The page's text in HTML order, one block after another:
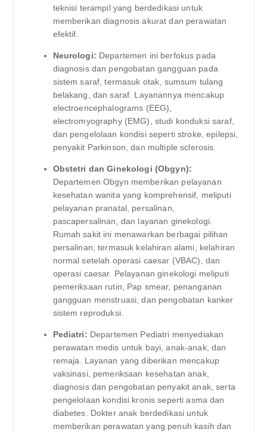
teknisi terampil yang berdedikasi untuk
memberikan diagnosis akurat dan perawatan
efektif.
Neurologi: Departemen ini berfokus pada
diagnosis dan pengobatan gangguan pada
sistem saraf, termasuk otak, sumsum tulang
belakang, dan saraf. Layanannya mencakup
electroencephalograms (EEG),
electromyography (EMG), studi konduksi saraf,
dan pengelolaan kondisi seperti stroke, epilepsi,
penyakit Parkinson, dan multiple sclerosis.
Obstetri dan Ginekologi (Obgyn):
Departemen Obgyn memberikan pelayanan
kesehatan wanita yang komprehensif, meliputi
pelayanan pranatal, persalinan,
pascapersalinan, dan layanan ginekologi.
Rumah sakit ini menawarkan berbagai pilihan
persalinan, termasuk kelahiran alami, kelahiran
normal setelah operasi caesar (VBAC), dan
operasi caesar. Pelayanan ginekologi meliputi
pemeriksaan rutin, Pap smear, penanganan
gangguan menstruasi, dan pengobatan kanker
sistem reproduksi.
Pediatri: Departemen Pediatri menyediakan
perawatan medis untuk bayi, anak-anak, dan
remaja. Layanan yang diberikan mencakup
vaksinasi, pemeriksaan kesehatan anak,
diagnosis dan pengobatan penyakit anak, serta
pengelolaan kondisi kronis seperti asma dan
diabetes. Dokter anak berdedikasi untuk
memberikan perawatan yang penuh kasih dan